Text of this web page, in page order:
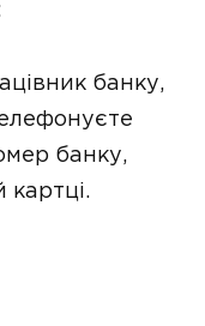
банку,
банку,
картці.